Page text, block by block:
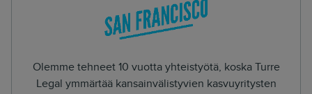
Olemme tehneet 10 vuotta yhteistyötä, koska Turre
Legal ymmärtää kansainvälistyvien kasvuyritysten